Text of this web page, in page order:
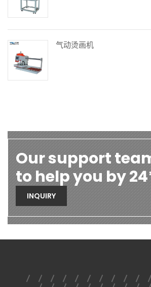
气动烫画机
Our support
to help you by
INQUIRY